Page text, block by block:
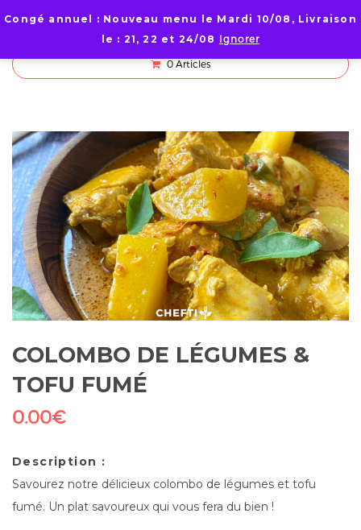
0 Articles
COLOMBO DE LÉGUMES &
TOFU FUMÉ
0.00€
Description :
Savourez notre délicieux colombo de légumes et tofu
fumé. Un plat savoureux qui vous fera du bien !
Congé annuel : Nouveau menu le Mardi 10/08, Livraison
le : 21, 22 et 24/08 Ignorer